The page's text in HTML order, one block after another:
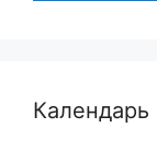
Календарь